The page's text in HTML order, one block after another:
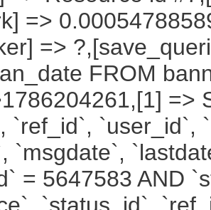
=>
=>
FROM
=>
`ref_id`, `user_id`,
`msgdate`,
= 5647583 AND